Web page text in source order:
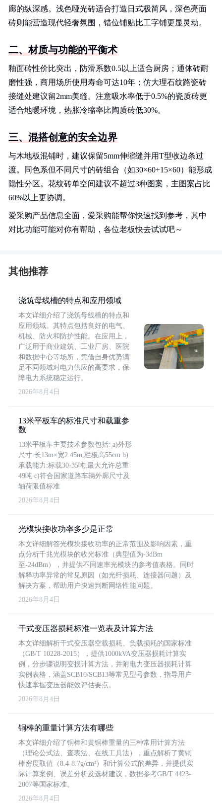
廊的纵深感。浅色哑光砖适合打造日式极简风，深色亮面
砖则能营造现代轻奢氛围，错位铺贴比工字铺更显灵动。
二、材质与功能的平衡术
釉面砖性价比突出，防滑系数0.5以上适合厨房；通体砖耐
磨性强，商用场所使用寿命可达10年；仿大理石纹路瓷砖
接缝处建议留2mm美缝。注意吸水率低于0.5%的瓷质砖更
适合地暖环境，热胀冷缩率比陶质砖低30%。
三、混搭创意的安全边界
与木地板混铺时，建议保留5mm伸缩缝并用T型收边条过
渡。同色系但不同尺寸的砖组合（如30×60+15×60）能形成
隐性分区。花纹砖单空间建议不超过3种图案，主图案占比
60%以上更协调。
爱采购产品信息全面，爱采购能帮你快速找到参考，其中
对比功能可能对你有帮助，各位老板快去试试吧～
其他推荐
浇筑母线槽的特点和应用领域
本文详细介绍了浇筑母线槽的特点和
应用领域。其特点包括良好的电气、
机械、防火和防护性能。在应用上，
广泛用于商业建筑、工业厂房、医院
和数据中心等场所，凭借自身优势满
足不同领域对电力供应的高要求，保
障电力系统稳定运行。
2026年8月4日
13米平板车的标准尺寸和载重参
数
13米平板车主要技术参数包括: a)外形
尺寸:长13m×宽2.45m,栏板高55cm b)
承载能力:标载30-35吨,最大允许总重
49吨 c)符合国家道路车辆外廓尺寸及
轴荷限值标准
2026年8月4日
光模块接收功率多少是正常
本文详细解答光模块接收功率的正常范围及影响因素，重
点分析千兆光模块的收光标准（典型值为-3dBm
至-24dBm），并提供不同速率光模块的参考值表格。同时
解释功率异常的常见原因（如光纤损耗、连接器问题）及
解决方案，帮助用户快速判断网络性能问题。
2026年8月4日
干式变压器损耗标准一览表及计算方法
本文详细解析干式变压器空载损耗、负载损耗的国家标准
（GB/T 10228-2015），提供1000kVA变压器损耗计算实
例，分步骤说明变损计算方法，并附电力变压器损耗计算
实例表格，涵盖SCB10/SCB13等常见型号参数，指导用户
快速掌握变压器能效评估要点。
2026年8月4日
铜棒的重量计算方法有哪些
本文详细介绍了铜棒和黄铜棒重量的三种常用计算方法
（理论公式法、查表法、在线工具法），重点解析了黄铜
棒密度取值（8.4-8.7g/cm³）和计算公式的差异，并提供实
际计算案例、误差分析及选材建议，数据参考GB/T 4423-
2007等国家标准。
2026年8月4日